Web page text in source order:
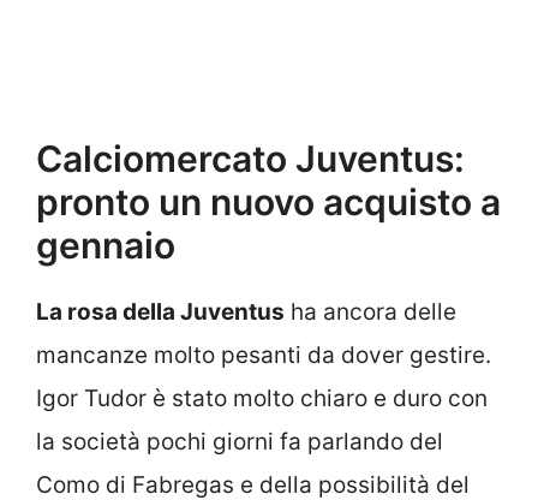
Calciomercato Juventus:
pronto un nuovo acquisto a
gennaio
La rosa della Juventus ha ancora delle
mancanze molto pesanti da dover gestire.
Igor Tudor è stato molto chiaro e duro con
la società pochi giorni fa parlando del
Como di Fabregas e della possibilità del